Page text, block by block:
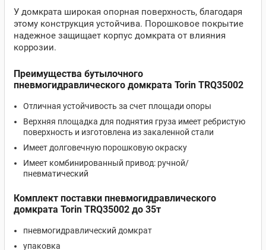
У домкрата широкая опорная поверхность, благодаря
этому конструкция устойчива. Порошковое покрытие
надежное защищает корпус домкрата от влияния
коррозии.
Преимущества бутылочного
пневмогидравлического домкрата Torin TRQ35002
Отличная устойчивость за счет площади опоры
Верхняя площадка для поднятия груза имеет ребристую
поверхность и изготовлена из закаленной стали
Имеет долговечную порошковую окраску
Имеет комбинированный привод: ручной/
пневматический
Комплект поставки пневмогидравлического
домкрата Torin TRQ35002 до 35т
пневмогидравлический домкрат
упаковка